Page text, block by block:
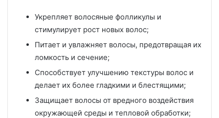
Укрепляет волосяные фолликулы и
стимулирует рост новых волос;
Питает и увлажняет волосы, предотвращая их
ломкость и сечение;
Способствует улучшению текстуры волос и
делает их более гладкими и блестящими;
Защищает волосы от вредного воздействия
окружающей среды и тепловой обработки;